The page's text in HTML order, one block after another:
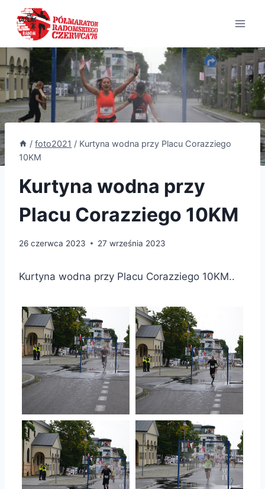
Przejdź
treści
/ foto2021 / Kurtyna wodna przy Placu Corazziego
10KM
Kurtyna wodna przy
Placu Corazziego 10KM
26 czerwca 2023 27 września 2023
Kurtyna wodna przy Placu Corazziego 10KM..